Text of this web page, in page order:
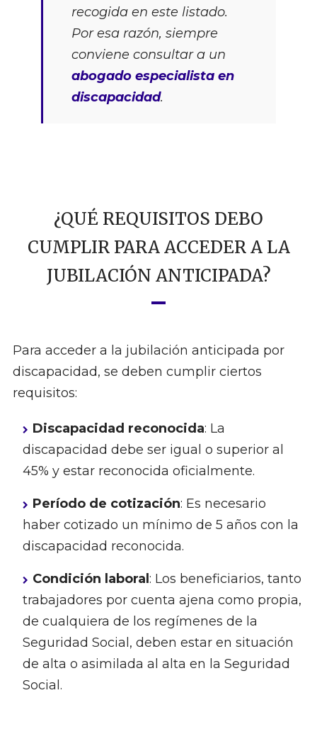
recogida en este listado.
Por esa razón, siempre
conviene consultar a un
abogado especialista en
discapacidad.
¿QUÉ REQUISITOS DEBO
CUMPLIR PARA ACCEDER A LA
JUBILACIÓN ANTICIPADA?
Para acceder a la jubilación anticipada por
discapacidad, se deben cumplir ciertos
requisitos:
Discapacidad reconocida: La
discapacidad debe ser igual o superior al
45% y estar reconocida oficialmente.
Período de cotización: Es necesario
haber cotizado un mínimo de 5 años con la
discapacidad reconocida.
Condición laboral : Los beneficiarios, tanto
trabajadores por cuenta ajena como propia,
de cualquiera de los regímenes de la
Seguridad Social, deben estar en situación
de alta o asimilada al alta en la Seguridad
Social.